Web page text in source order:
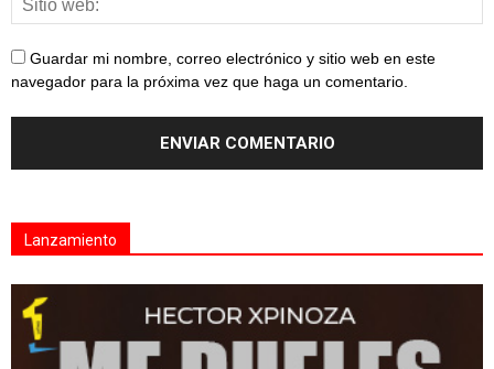
Guardar mi nombre, correo electrónico y sitio web en este
navegador para la próxima vez que haga un comentario.
Lanzamiento